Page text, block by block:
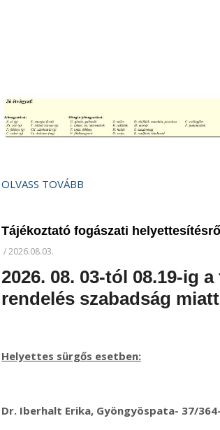
OLVASS TOVÁBB
Tájékoztató fogászati helyettesítésről
/2026.08.03.
2026. 08. 03-tól 08.19-ig
rendelés szabadság
Helyettes sürgős esetben:
Dr. Iberhalt Erika, Gyöngyöspata- 37/